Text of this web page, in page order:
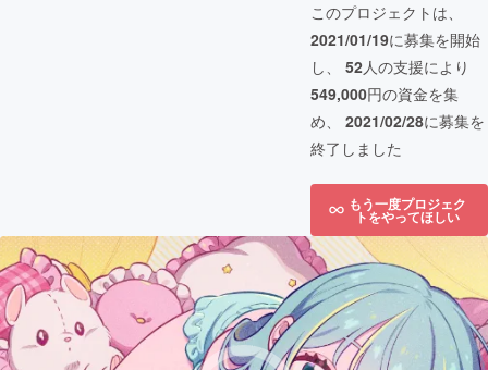
このプロジェクトは、
2021/01/19に募集を開始
し、 52人の支援により
549,000円の資金を集
め、 2021/02/28に募集を
終了しました
もう一度プロジェク
トをやってほしい